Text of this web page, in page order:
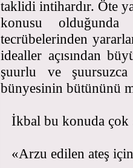
taklidi intihardır. Öte
konusu
tecrübelerinden
idealler açısından
şuurlu ve
bünyesinin bütününü
İkbal bu konuda çok
«Arzu edilen ateş